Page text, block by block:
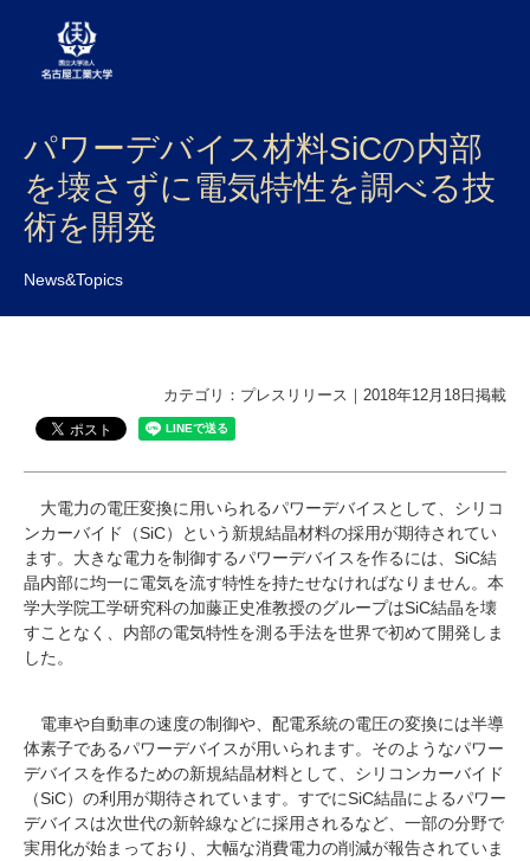
大学案内
学部・大学院・センター
入試
研究・教員Navi
受験生 在学生
卒業生
アクセス
キャンパスマップ お問い合わせ English 資料請求
パワーデバイス材料SiCの内部
を壊さずに電気特性を調べる技
術を開発
News&Topics
カテゴリ：プレスリリース｜2018年12月18日掲載
大電力の電圧変換に用いられるパワーデバイスとして、シリコ
ンカーバイド（SiC）という新規結晶材料の採用が期待されてい
ます。大きな電力を制御するパワーデバイスを作るには、SiC結
晶内部に均一に電気を流す特性を持たせなければなりません。本
学大学院工学研究科の加藤正史准教授のグループはSiC結晶を壊
すことなく、内部の電気特性を測る手法を世界で初めて開発しま
した。
電車や自動車の速度の制御や、配電系統の電圧の変換には半導
体素子であるパワーデバイスが用いられます。そのようなパワー
デバイスを作るための新規結晶材料として、シリコンカーバイド
（SiC）の利用が期待されています。すでにSiC結晶によるパワー
デバイスは次世代の新幹線などに採用されるなど、一部の分野で
実用化が始まっており、大幅な消費電力の削減が報告されていま